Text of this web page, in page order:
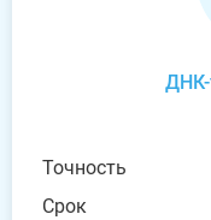
ДНК-
Точность
Срок